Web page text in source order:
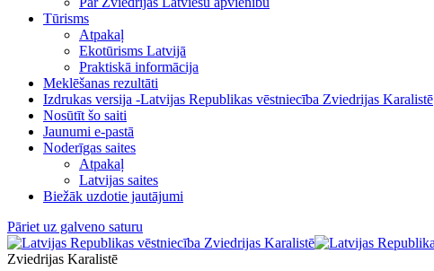
Tūrisms
Atpakaļ
Ekotūrisms Latvijā
Praktiskā informācija
Meklēšanas rezultāti
Izdrukas versija -Latvijas Republikas vēstniecība Zviedrijas Karalistē
Nosūtīt šo saiti
Jaunumi e-pastā
Noderīgas saites
Atpakaļ
Latvijas saites
Biežāk uzdotie jautājumi
Pāriet uz galveno saturu
Zviedrijas Karalistē